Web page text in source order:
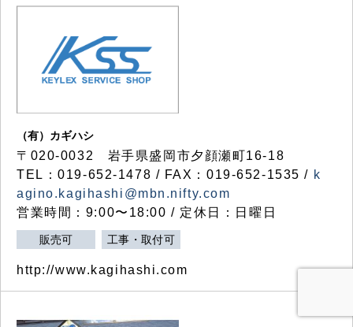
（有）カギハシ
〒020-0032 岩手県盛岡市夕顔瀬町16-18
TEL：019-652-1478 / FAX：019-652-1535 / k
agino.kagihashi@mbn.nifty.com
営業時間：9:00〜18:00 / 定休日：日曜日
販売可 工事・取付可
http://www.kagihashi.com